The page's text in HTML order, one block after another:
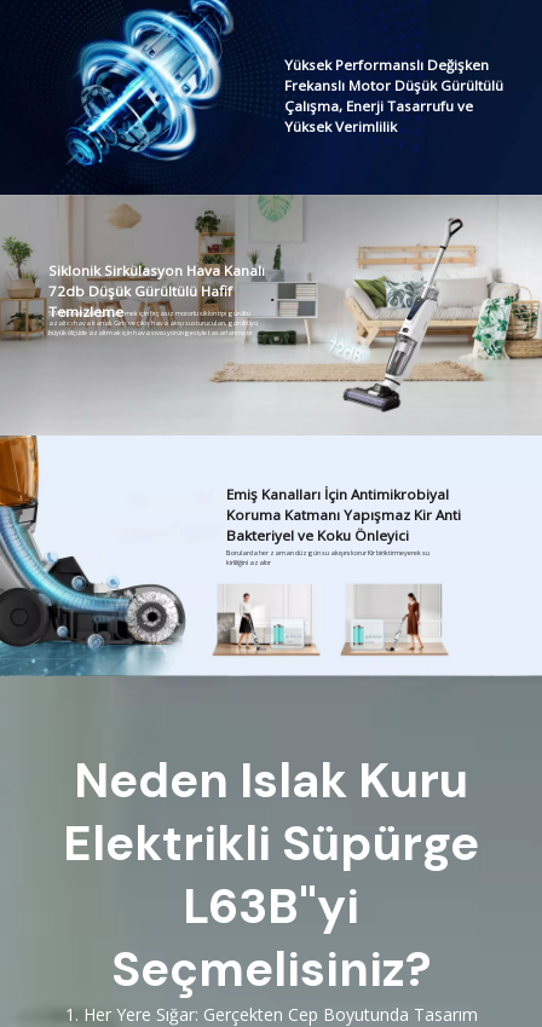
Yüksek Performanslı Değişken
Frekanslı Motor Düşük Gürültülü
Çalışma, Enerji Tasarrufu ve
Yüksek Verimlilik
Siklonik Sirkülasyon Hava Kanalı
72db Düşük Gürültülü Hafif
Temizleme
57AW pnömatik güç üretmek için fırçasız motorlu siklon tipi gürültü
azaltıcı hava kanalı. Giriş ve çıkış hava akışı susturucuları, gürültüyü
büyük ölçüde azaltmak için hava sıvısı yörüngesiyle tasarlanmıştır.
Emiş Kanalları İçin Antimikrobiyal
Koruma Katmanı Yapışmaz Kir Anti
Bakteriyel ve Koku Önleyici
Borularda her zaman düzgün su akışını korur Kir biriktirmeyerek su
kirliliğini azaltır
Neden Islak Kuru
Elektrikli Süpürge
L63B"yi
Seçmelisiniz?
1. Her Yere Sığar: Gerçekten Cep Boyutunda Tasarım